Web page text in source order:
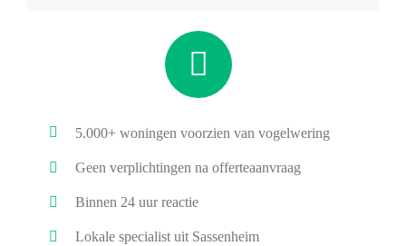
5.000+ woningen voorzien van vogelwering
Geen verplichtingen na offerteaanvraag
Binnen 24 uur reactie
Lokale specialist uit Sassenheim